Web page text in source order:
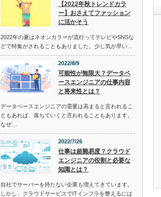
【2022年秋トレンドカラ
ー】おさえてファッション
に活かそう
2022年の夏はネオンカラーが流行ってテレビやSNSな
どで特集がされることもありました。少し気が早い…
2022/8/9
可能性が無限大？データベ
ースエンジニアの仕事内容
と将来性とは？
データベースエンジニアの需要は高まると言われるこ
ともあれば、落ちていくと言われることもあります。
なぜ…
2022/7/26
仕事は超難易度？クラウド
エンジニアの役割と必要な
知識とは？
自社でサーバーを持たない企業も増えてきています。
しかし、クラウドサービスでITインフラを整えるには